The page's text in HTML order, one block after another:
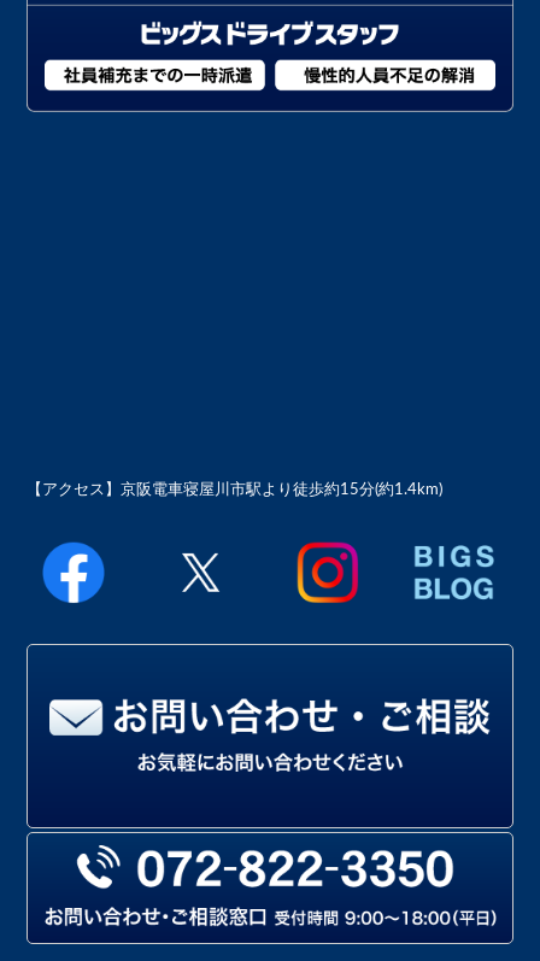
【アクセス】京阪電車寝屋川市駅より徒歩約15分(約1.4km)